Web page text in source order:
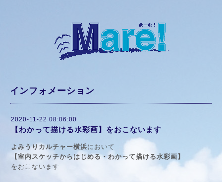
インフォメーション
2020-11-22 08:06:00
【わかって描ける水彩画】をおこないます
よみうりカルチャー横浜において
【室内スケッチからはじめる・ わかって描ける水彩画】
をおこないます